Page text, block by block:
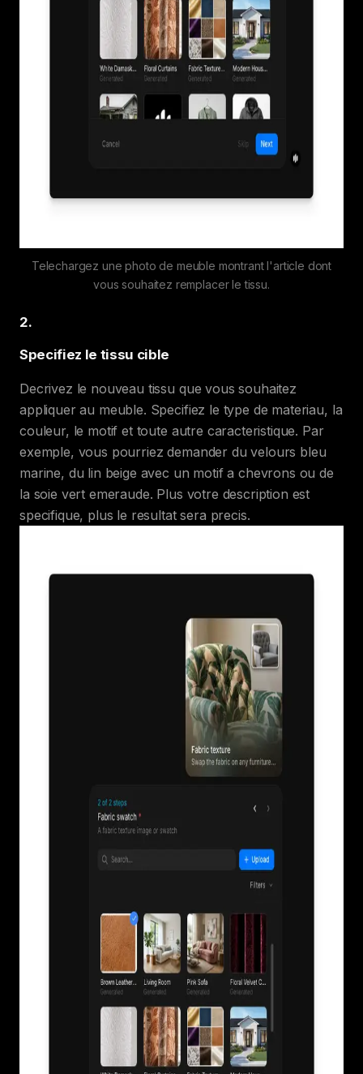
Telechargez une photo de meuble montrant l'article dont
vous souhaitez remplacer le tissu.
2.
Specifiez le tissu cible
Decrivez le nouveau tissu que vous souhaitez
appliquer au meuble. Specifiez le type de materiau, la
couleur, le motif et toute autre caracteristique. Par
exemple, vous pourriez demander du velours bleu
marine, du lin beige avec un motif a chevrons ou de
la soie vert emeraude. Plus votre description est
specifique, plus le resultat sera precis.